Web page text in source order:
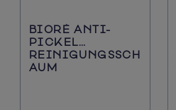
BIORÉ ANTI-
PICKEL
REINIGUNGSSCH
AUM​